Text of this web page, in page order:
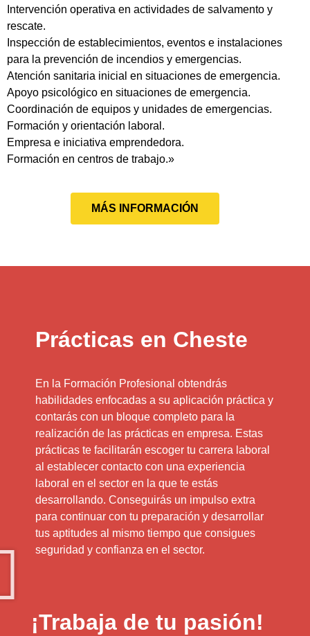
Intervención operativa en actividades de salvamento y
rescate.
Inspección de establecimientos, eventos e instalaciones
para la prevención de incendios y emergencias.
Atención sanitaria inicial en situaciones de emergencia.
Apoyo psicológico en situaciones de emergencia.
Coordinación de equipos y unidades de emergencias.
Formación y orientación laboral.
Empresa e iniciativa emprendedora.
Formación en centros de trabajo.»
MÁS INFORMACIÓN
Prácticas en Cheste
En la Formación Profesional obtendrás
habilidades enfocadas a su aplicación práctica y
contarás con un bloque completo para la
realización de las prácticas en empresa. Estas
prácticas te facilitarán escoger tu carrera laboral
al establecer contacto con una experiencia
laboral en el sector en la que te estás
desarrollando. Conseguirás un impulso extra
para continuar con tu preparación y desarrollar
tus aptitudes al mismo tiempo que consigues
seguridad y confianza en el sector.
¡Trabaja de tu pasión!